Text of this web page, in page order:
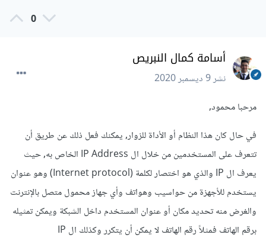
0
أسامة كمال النبريص
نشر9 ديسمبر 2020
مرحبا محمود,
في حال كان هذا النظام أو الأداة للزوار, يمكنك فعل ذلك عن طريق أن
تتعرف على المستخدمين من خلال ال IP Address الخاص به, حيث
يعرف ال IP والذي هو اختصار لكلمة (Internet protocol) وهو عنوان
يستخدم للأجهزة من حواسيب وهواتف وأي جهاز محمول متصل بالإنترنت
والغرض منه تحديد مكان أو عنوان المستخدم داخل الشبكة ويمكن تمثيله
برقم الهاتف فمثلاً رقم الهاتف لا يمكن أن يتكرر وكذلك ال IP